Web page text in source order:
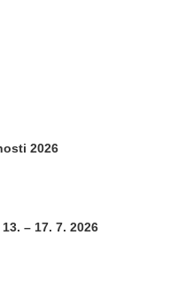
2026
– 17. 7. 2026